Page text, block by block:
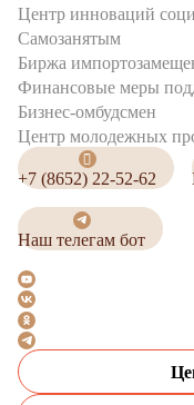
Центр инноваций
Cамозанятым
Биржа
Финансовые меры
Бизнес-омбудсмен
Центр молодежных
+7 (8652) 22-52-62
Наш телегам бот